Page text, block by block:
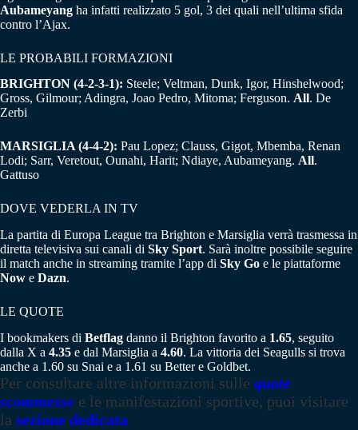
Aubameyang ha infatti realizzato 5 gol, 3 dei quali nell’ultima sfida
contro l’Ajax.
LE PROBABILI FORMAZIONI
BRIGHTON (4-2-3-1): Steele; Veltman, Dunk, Igor, Hinshelwood;
Gross, Gilmour; Adingra, Joao Pedro, Mitoma; Ferguson. All. De
Zerbi
MARSIGLIA (4-4-2): Pau Lopez; Clauss, Gigot, Mbemba, Renan
Lodi; Sarr, Veretout, Ounahi, Harit; Ndiaye, Aubameyang. All.
Gattuso
DOVE VEDERLA IN TV
La partita di Europa League tra Brighton e Marsiglia verrà trasmessa in
diretta televisiva sui canali di Sky Sport. Sarà inoltre possibile seguire
il match anche in streaming tramite l’app di Sky Go e le piattaforme
Now e Dazn.
LE QUOTE
I bookmakers di Betflag danno il Brighton favorito a 1.65, seguito
dalla X a 4.35 e dal Marsiglia a 4.60. La vittoria dei Seagulls si trova
anche a 1.60 su Snai e a 1.61 su Better e Goldbet.
Per consultare altre informazioni sulle quote
scommesse e le manifestazioni sportive, puoi visitare
la sezione dedicata